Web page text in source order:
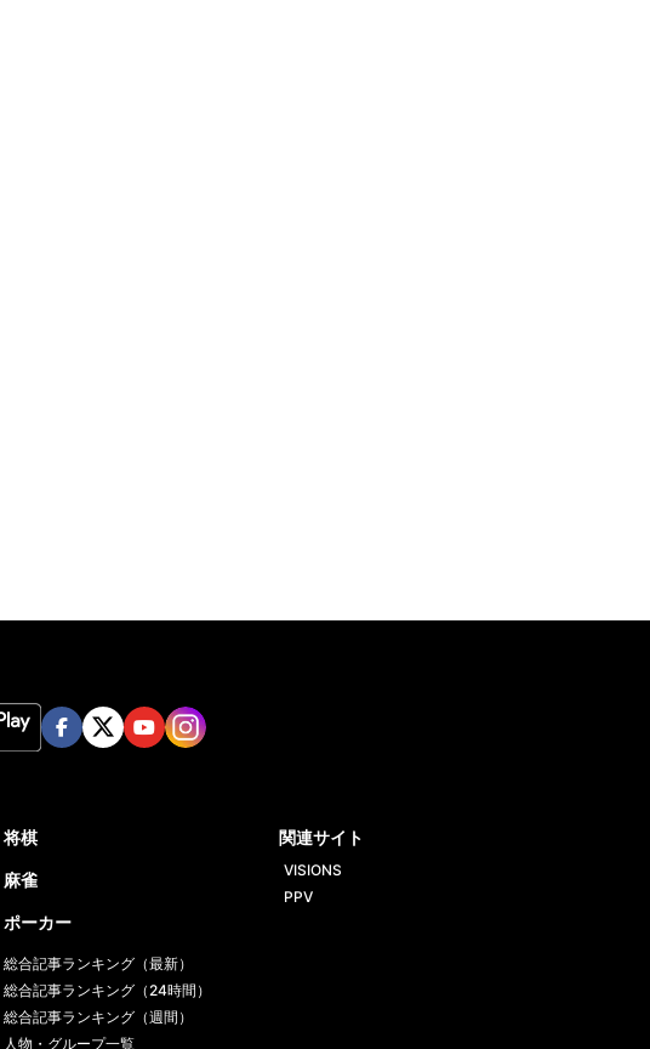
将棋
麻雀
ポーカー
総合記事ランキング（最新）
総合記事ランキング（24時間）
総合記事ランキング（週間）
人物・グループ一覧
関連サイト
VISIONS
PPV